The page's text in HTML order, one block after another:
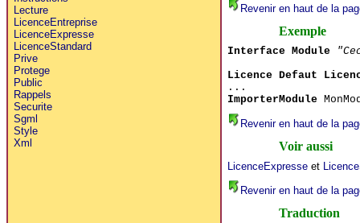
Lecture
LicenceEntreprise
LicenceExpresse
LicenceStandard
Prive
Protege
Public
Rappels
Securite
Sgml
Style
Xml
Revenir en haut de la
Exemple
Interface Module
Licence Defaut
...
ImporterModule
Revenir en haut de la
Voir aussi
LicenceExpresseet
Revenir en haut de la
Traduction